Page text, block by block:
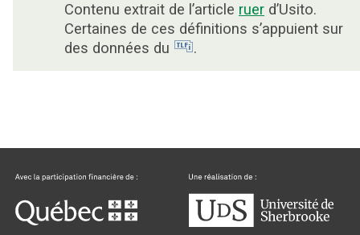
Contenu extrait de l’article ruer d’Usito.
Certaines de ces définitions s’appuient sur
des données du
.